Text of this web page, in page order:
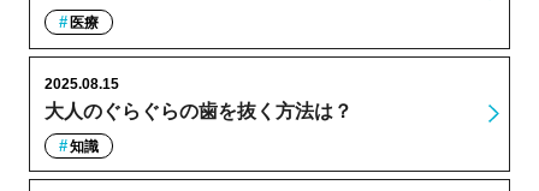
医療
大人のぐらぐらの歯を抜く方法は？
2025.08.15
知識